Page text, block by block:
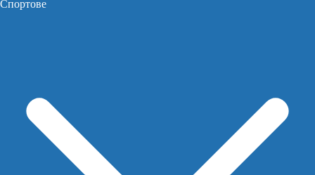
Спортове